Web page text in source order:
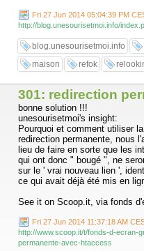
Fri 27 Jun 2014 05:04:39 PM
http://blog.unesourisetmoi.info/
blog.unesourisetmoi.info
maison
refok
301: redirection
bonne solution !!!
unesourisetmoi's insight:
Pourquoi et comment utiliser
redirection permanente, nous
lieu de faire en sorte que les
qui ont donc " bougé ", ne
sur le ' vrai nouveau lien ',
ce qui avait déjà été mis en
See it on Scoop.it, via fonds
Fri 27 Jun 2014 11:37:18 AM
http://www.scoop.it/t/fonds-d-ecran-
permanente-avec-htaccess